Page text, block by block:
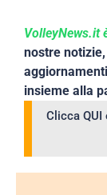
VolleyNews.it
nostre
insieme alla
Clicca